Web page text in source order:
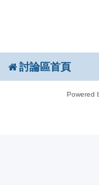
討論區首頁
Powered